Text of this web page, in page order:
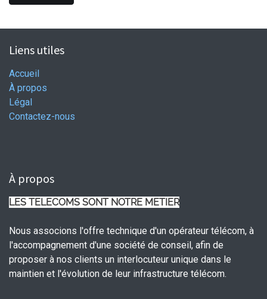
Liens utiles
Accueil
À propos
Légal
Contactez-nous
À propos
LES TELECOMS SONT NOTRE METIER
Nous associons l'offre technique d'un opérateur télécom, à
l'accompagnement d'une société de conseil, afin de
proposer à nos clients un interlocuteur unique dans le
maintien et l'évolution de leur infrastructure télécom.